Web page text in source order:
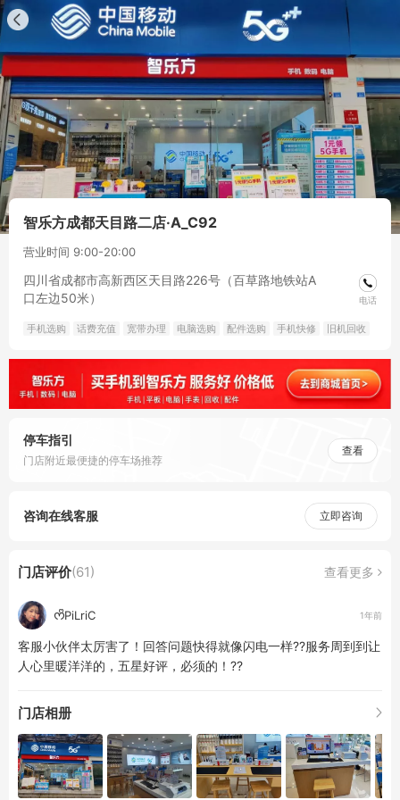
智乐方成都天目路二店·A_C92
营业时间 9:00-20:00
四川省成都市高新西区天目路226号（百草路地铁站A
口左边50米）
电话
手机选购 话费充值 宽带办理 电脑选购 配件选购 手机快修 旧机回收
停车指引
门店附近最便捷的停车场推荐
查看
咨询在线客服 立即咨询
门店评价(61) 查看更多
ᰔᩚPiLriC 1年前
客服小伙伴太厉害了！回答问题快得就像闪电一样??服务周到到让
人心里暖洋洋的，五星好评，必须的！??
门店相册